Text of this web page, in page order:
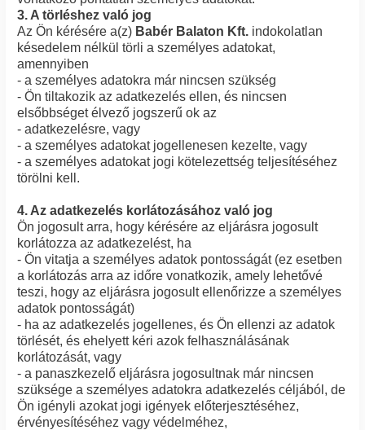
3. A törléshez való jog
Az Ön kérésére a(z) Babér Balaton Kft. indokolatlan
késedelem nélkül törli a személyes adatokat,
amennyiben
- a személyes adatokra már nincsen szükség
- Ön tiltakozik az adatkezelés ellen, és nincsen
elsőbbséget élvező jogszerű ok az
- adatkezelésre, vagy
- a személyes adatokat jogellenesen kezelte, vagy
- a személyes adatokat jogi kötelezettség teljesítéséhez
törölni kell.
4. Az adatkezelés korlátozásához való jog
Ön jogosult arra, hogy kérésére az eljárásra jogosult
korlátozza az adatkezelést, ha
- Ön vitatja a személyes adatok pontosságát (ez esetben
a korlátozás arra az időre vonatkozik, amely lehetővé
teszi, hogy az eljárásra jogosult ellenőrizze a személyes
adatok pontosságát)
- ha az adatkezelés jogellenes, és Ön ellenzi az adatok
törlését, és ehelyett kéri azok felhasználásának
korlátozását, vagy
- a panaszkezelő eljárásra jogosultnak már nincsen
szüksége a személyes adatokra adatkezelés céljából, de
Ön igényli azokat jogi igények előterjesztéséhez,
érvényesítéséhez vagy védelméhez,